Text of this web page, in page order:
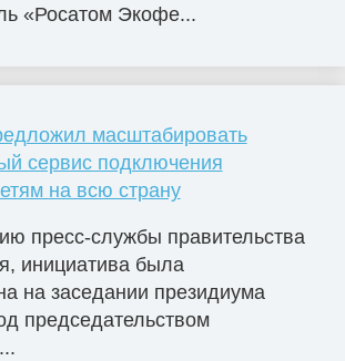
«Росатом Экофе...
масштабировать
сервис подключения
на всю страну
пресс-службы правительства
инициатива была
на заседании президиума
председательством